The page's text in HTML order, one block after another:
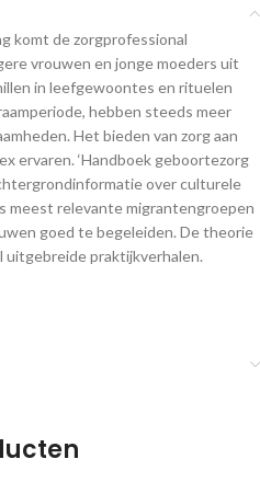
komt de zorgprofessional
vrouwen en jonge moeders uit
in leefgewoontes en rituelen
hebben steeds meer
Het bieden van zorg aan
ervaren. ‘Handboek geboortezorg
over culturele
meest relevante migrantengroepen
goed te begeleiden. De theorie
praktijkverhalen.